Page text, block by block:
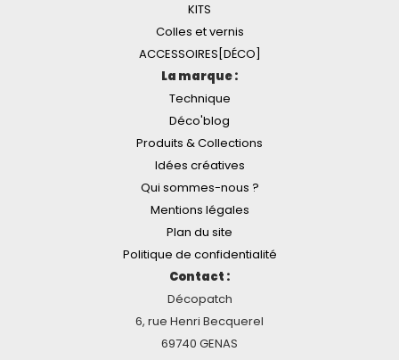
KITS
Colles et vernis
ACCESSOIRES[DÉCO]
La marque :
Technique
Déco'blog
Produits & Collections
Idées créatives
Qui sommes-nous ?
Mentions légales
Plan du site
Politique de confidentialité
Contact :
Décopatch
6, rue Henri Becquerel
69740 GENAS